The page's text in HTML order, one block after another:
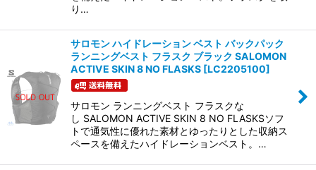
り…
サロモン ハイドレーション ベスト バックパック
ランニングベスト フラスク ブラック SALOMON
ACTIVE SKIN 8 NO FLASKS [LC2205100]
サロモン ランニングベスト フラスクな
し SALOMON ACTIVE SKIN 8 NO FLASKSソフ
トで通気性に優れた素材とゆったりとした収納ス
ペースを備えたハイドレーションベスト。…